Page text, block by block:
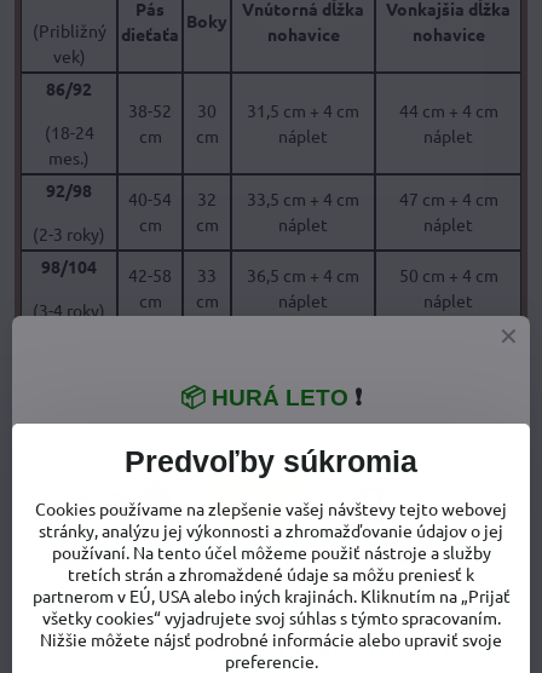
(Približný
vek)
Pás
dieťaťa
Boky
Vnútorná dĺžka
nohavice
Vonkajšia dĺžka
nohavice
86/92
(18-24
mes.)
38-52
cm
30
cm
31,5 cm + 4 cm
náplet
44 cm + 4 cm
náplet
92/98
(2-3 roky)
40-54
cm
32
cm
33,5 cm + 4 cm
náplet
47 cm + 4 cm
náplet
98/104
(3-4 roky)
42-58
cm
33
cm
36,5 cm + 4 cm
náplet
50 cm + 4 cm
náplet
Náplet v páse je vysoký 8 cm a je veľmi pružný. V tabuľke v 1.
sedieť.
rozmery nohavíc položených na podložke, viď. obrázok
Predvoľby súkromia
Cookies používame na zlepšenie vašej návštevy tejto webovej
stránky, analýzu jej výkonnosti a zhromažďovanie údajov o jej
používaní. Na tento účel môžeme použiť nástroje a služby
tretích strán a zhromaždené údaje sa môžu preniesť k
partnerom v EÚ, USA alebo iných krajinách. Kliknutím na „Prijať
všetky cookies“ vyjadrujete svoj súhlas s týmto spracovaním.
Nižšie môžete nájsť podrobné informácie alebo upraviť svoje
preferencie.
📦 HURÁ LETO ❗